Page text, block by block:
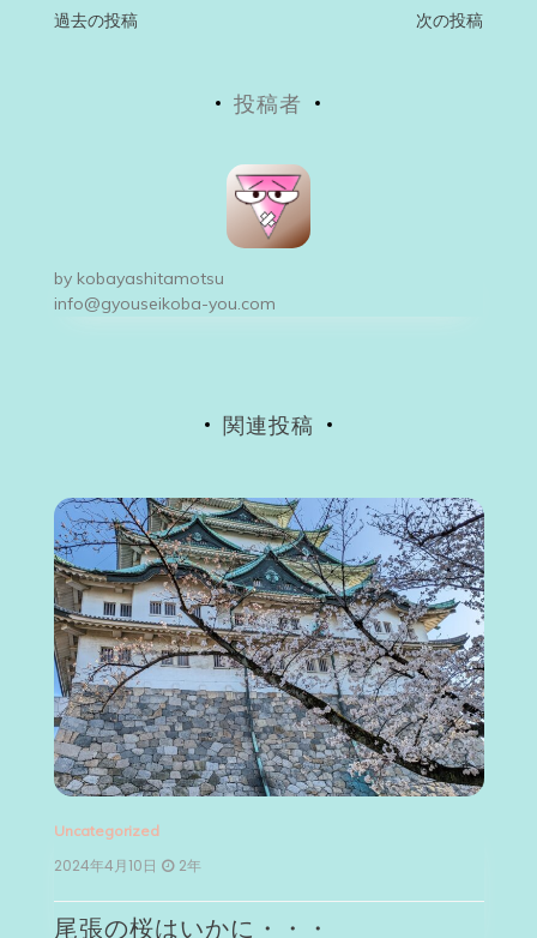
投
シ
過去の投稿 次の投稿
投稿者
by kobayashitamotsu
info@gyouseikoba-you.com
関連投稿
Uncategorized
2024年4月10日 2年
尾張の桜はいかに・・・